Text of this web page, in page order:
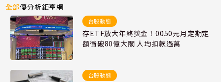
全部優分析鉅亨網
台股動態
存ETF放大年終獎金！0050元月定期定
額衝破80億大關 人均扣款過萬
台股動態